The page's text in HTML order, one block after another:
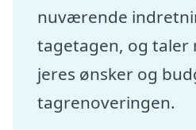
nuværende
tagetagen, og taler
jeres ønsker og
tagrenoveringen.